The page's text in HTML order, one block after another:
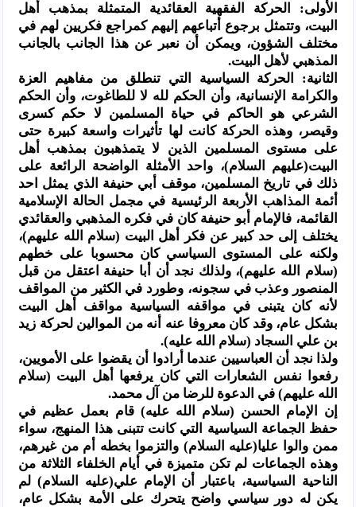
الأولى: الحركة الفقهية العقائدية المتمثلة بمذهب أهل
البيت، وتتمثل برجوع أتباعهم إليهم كمراجع فكريين لهم في
مختلف الشؤون، ويمكن أن نعبر عن هذا الجانب بالجانب
المذهبي لأهل البيت.
الثانية: الحركة السياسية التي تنطلق من مفاهيم العزة
والكرامة الإنسانية، وأن الحكم لله لا للطاغوت، وأن الحكم
الشرعي هو الحاكم في حياة المسلمين لا حكم كسرى
وقيصر، وهذه الحركة كانت لها تأثيرات واسعة كبيرة حتى
على مستوى المسلمين الذين لا يتمذهبون بمذهب أهل
البيت(عليهم السلام)، واحد الأمثلة الواضحة الرائعة على
ذلك في تاريخ المسلمين، موقف أبي حنيفة الذي يمثل احد
أئمة المذاهب الأربعة الرئيسية في مجمل الحالة الإسلامية
القائمة، فالإمام أبو حنيفة كان في فكره المذهبي والعقائدي
يختلف إلى حد كبير عن فكر أهل البيت (سلام الله عليهم)،
ولكنه على المستوى السياسي كان محسوبا على خطهم
(سلام الله عليهم)، ولذلك نجد أن أبا حنيفة اعتقل من قبل
المنصور وعذب في سجونه، وطورد في الكثير من المواقف
لأنه كان يتبنى في مواقفه السياسية مواقف أهل البيت
بشكل عام، وقد كان معروفا عنه أنه من الموالين لحركة زيد
بن علي السجاد (سلام الله عليه).
ولذا نجد أن العباسيين عندما أرادوا أن يقضوا على الأمويين،
رفعوا نفس الشعارات التي كان يرفعها أهل البيت (سلام
الله عليهم) في الدعوة للرضا من آل محمد.
إن الإمام الحسن (سلام الله عليه) قام بعمل عظيم في
حفظ الجماعة السياسية التي كانت تتبنى هذا المنهج، سواء
ممن والوا عليا(عليه السلام) والتزموا بخطه أم من غيرهم،
وهذه الجماعات لم تكن متميزة في أيام الخلفاء الثلاثة من
الناحية السياسية، باعتبار أن الإمام علي(عليه السلام) لم
يكن له دور سياسي واضح يتحرك على الأمة بشكل عام،